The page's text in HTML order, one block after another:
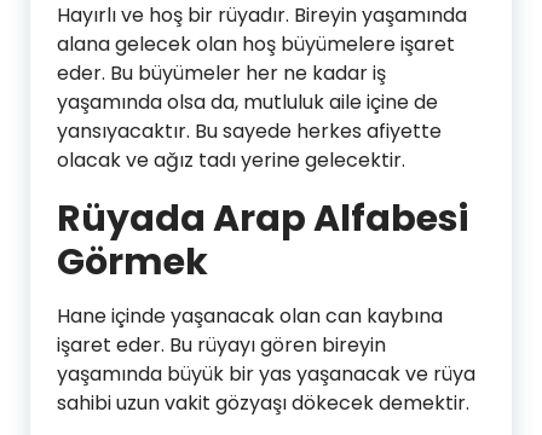
Hayırlı ve hoş bir rüyadır. Bireyin yaşamında
alana gelecek olan hoş büyümelere işaret
eder. Bu büyümeler her ne kadar iş
yaşamında olsa da, mutluluk aile içine de
yansıyacaktır. Bu sayede herkes afiyette
olacak ve ağız tadı yerine gelecektir.
Rüyada Arap Alfabesi
Görmek
Hane içinde yaşanacak olan can kaybına
işaret eder. Bu rüyayı gören bireyin
yaşamında büyük bir yas yaşanacak ve rüya
sahibi uzun vakit gözyaşı dökecek demektir.